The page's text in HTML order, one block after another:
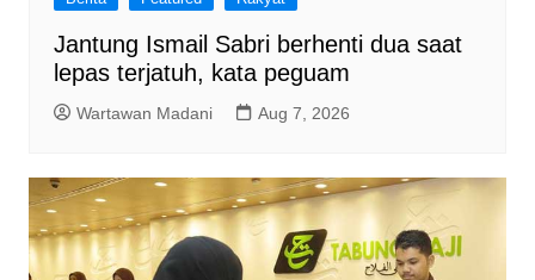
Jantung Ismail Sabri berhenti dua saat
lepas terjatuh, kata peguam
Wartawan Madani Aug 7, 2026